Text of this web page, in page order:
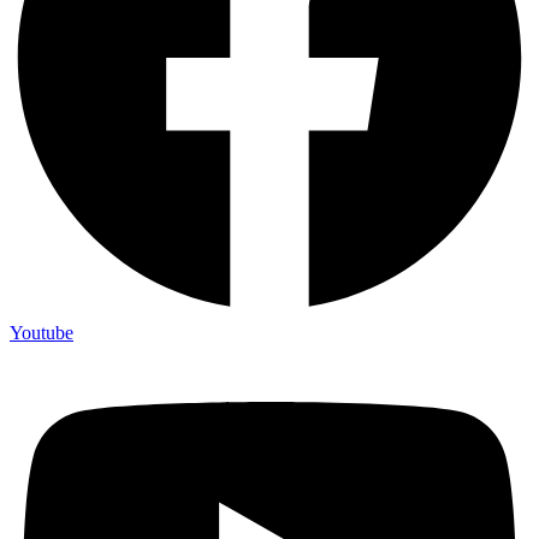
Youtube